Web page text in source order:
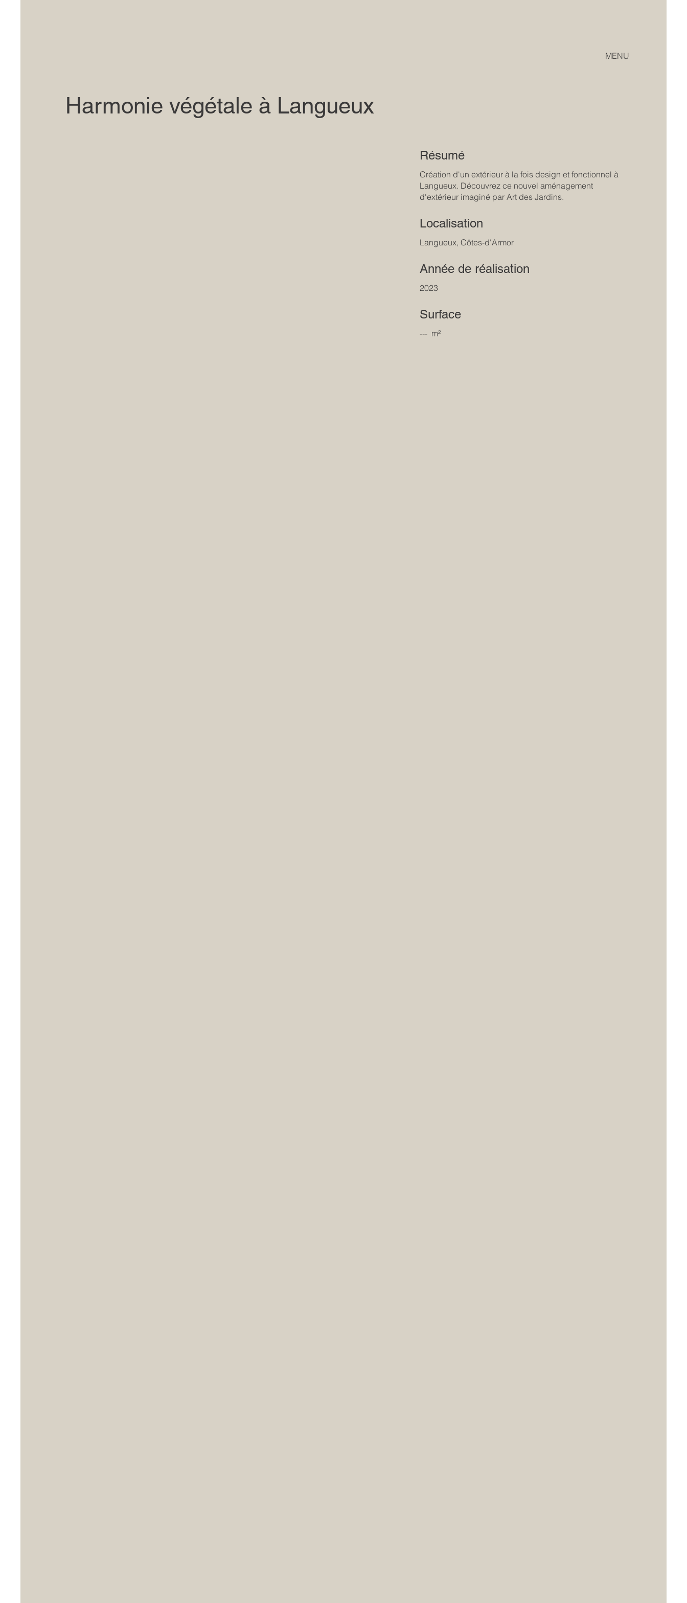
MENU
Harmonie végétale à Langueux
Résumé
Création d'un extérieur à la fois design et fonctionnel à
Langueux. Découvrez ce nouvel aménagement
d'extérieur imaginé par Art des Jardins.
Localisation
Langueux, Côtes-d'Armor
Année de réalisation
2023
Surface
--- m²